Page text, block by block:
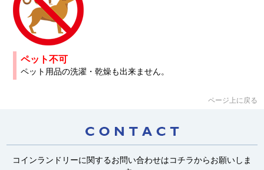
ペット不可
ペット用品の洗濯・乾燥も出来ません。
ページ上に戻る
コインランドリーに関するお問い合わせはコチラからお願いしま